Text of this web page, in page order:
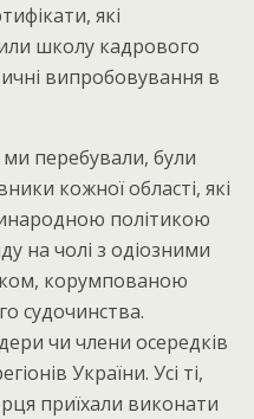
які
школу кадрового
випробовування в
перебували, були
кожної області, які
політикою
на чолі з одіозними
корумпованою
судочинства.
чи члени осередків
України. Усі ті,
приїхали виконати